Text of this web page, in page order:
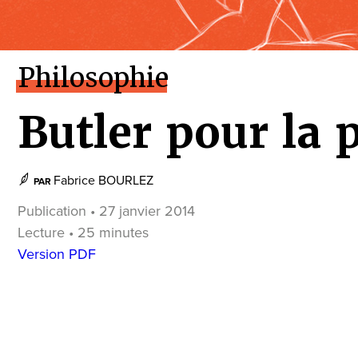
Philosophie
Butler pour la
PAR Fabrice BOURLEZ
Publication • 27 janvier 2014
Lecture • 25 minutes
Version PDF